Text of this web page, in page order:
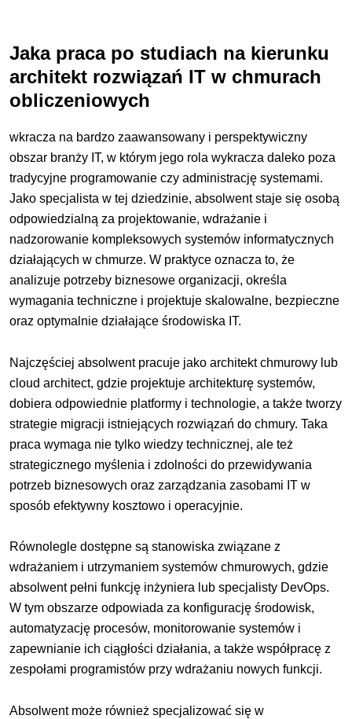
Jaka praca po studiach na kierunku
architekt rozwiązań IT w chmurach
obliczeniowych
wkracza na bardzo zaawansowany i perspektywiczny
obszar branży IT, w którym jego rola wykracza daleko poza
tradycyjne programowanie czy administrację systemami.
Jako specjalista w tej dziedzinie, absolwent staje się osobą
odpowiedzialną za projektowanie, wdrażanie i
nadzorowanie kompleksowych systemów informatycznych
działających w chmurze. W praktyce oznacza to, że
analizuje potrzeby biznesowe organizacji, określa
wymagania techniczne i projektuje skalowalne, bezpieczne
oraz optymalnie działające środowiska IT.
Najczęściej absolwent pracuje jako architekt chmurowy lub
cloud architect, gdzie projektuje architekturę systemów,
dobiera odpowiednie platformy i technologie, a także tworzy
strategie migracji istniejących rozwiązań do chmury. Taka
praca wymaga nie tylko wiedzy technicznej, ale też
strategicznego myślenia i zdolności do przewidywania
potrzeb biznesowych oraz zarządzania zasobami IT w
sposób efektywny kosztowo i operacyjnie.
Równolegle dostępne są stanowiska związane z
wdrażaniem i utrzymaniem systemów chmurowych, gdzie
absolwent pełni funkcję inżyniera lub specjalisty DevOps.
W tym obszarze odpowiada za konfigurację środowisk,
automatyzację procesów, monitorowanie systemów i
zapewnianie ich ciągłości działania, a także współpracę z
zespołami programistów przy wdrażaniu nowych funkcji.
Absolwent może również specjalizować się w